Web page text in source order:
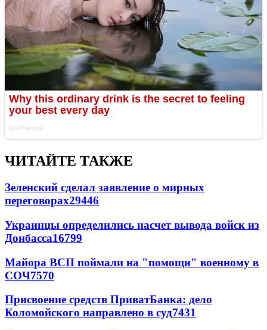
ЧИТАЙТЕ ТАКЖЕ
Зеленский сделал заявление о мирных
переговорах29446
Украинцы определились насчет вывода войск из
Донбасса16799
Майора ВСП поймали на "помощи" военному в
СОЧ7570
Присвоение средств ПриватБанка: дело
Коломойского направлено в суд7431